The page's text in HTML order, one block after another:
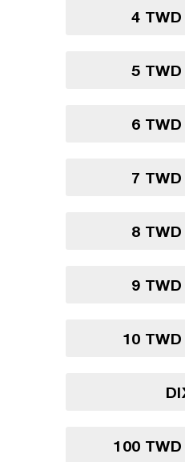
4 TWD
5 TWD
6
7
8
9
10
100